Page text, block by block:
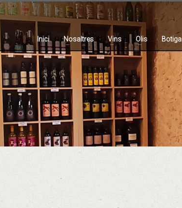
Inici Nosaltres Vins Olis Botiga